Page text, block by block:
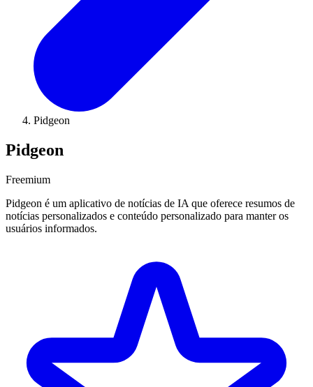
Pidgeon
Pidgeon
Freemium
Pidgeon é um aplicativo de notícias de IA que oferece resumos de
notícias personalizados e conteúdo personalizado para manter os
usuários informados.